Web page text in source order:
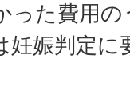
った費用
妊娠判定に